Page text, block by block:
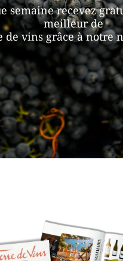
semaine recevez
meilleur de
de vins grâce à notre